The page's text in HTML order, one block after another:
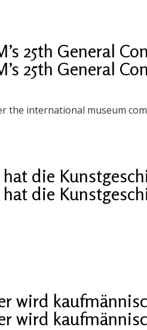
25th General
25th General
international museum
die
die
wird
wird